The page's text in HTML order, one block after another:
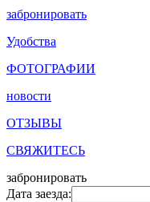
забронировать
Удобства
ФОТОГРАФИИ
новости
ОТЗЫВЫ
СВЯЖИТЕСЬ
забронировать
Дата заезда: